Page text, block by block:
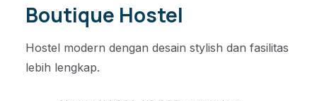
Boutique Hostel
Hostel modern dengan desain stylish dan fasilitas
lebih lengkap.